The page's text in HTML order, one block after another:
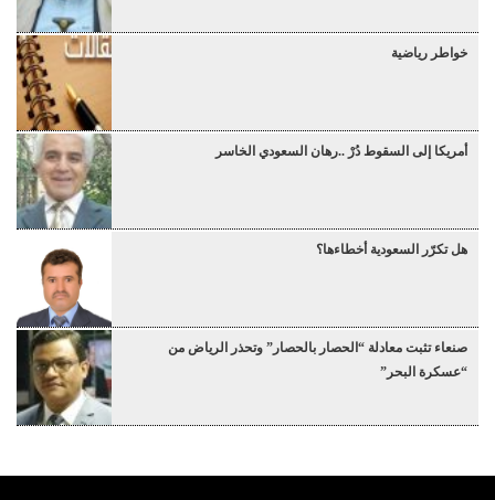
خواطر رياضية
أمريكا إلى السقوط دُرْ ..رهان السعودي الخاسر
هل تكرّر السعودية أخطاءها؟
صنعاء تثبت معادلة “الحصار بالحصار” وتحذر الرياض من
“عسكرة البحر”